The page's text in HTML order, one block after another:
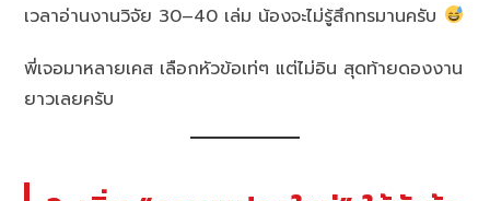
เวลาอ่านงานวิจัย 30–40 เล่ม น้องจะไม่รู้สึกทรมานครับ
พี่เจอมาหลายเคส เลือกหัวข้อเท่ๆ แต่ไม่อิน สุดท้ายดองงาน
ยาวเลยครับ